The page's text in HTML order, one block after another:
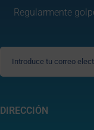
Regularmente
DIRECCIÓN